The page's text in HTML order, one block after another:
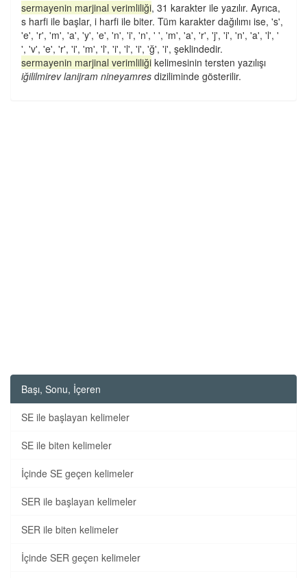
sermayenin marjinal verimliliği, 31 karakter ile yazılır. Ayrıca,
s harfi ile başlar, i harfi ile biter. Tüm karakter dağılımı ise, 's',
'e', 'r', 'm', 'a', 'y', 'e', 'n', 'i', 'n', ' ', 'm', 'a', 'r', 'j', 'i', 'n', 'a', 'l', '
', 'v', 'e', 'r', 'i', 'm', 'l', 'i', 'l', 'i', 'ğ', 'i', şeklindedir.
sermayenin marjinal verimliliği kelimesinin tersten yazılışı
iğililmirev lanijram nineyamres diziliminde gösterilir.
Başı, Sonu, İçeren
SE ile başlayan kelimeler
SE ile biten kelimeler
İçinde SE geçen kelimeler
SER ile başlayan kelimeler
SER ile biten kelimeler
İçinde SER geçen kelimeler